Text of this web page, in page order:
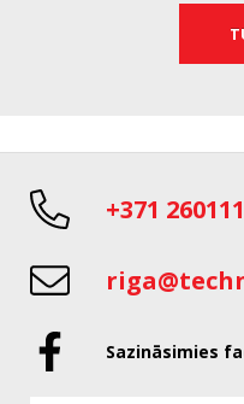
+371
Sazināsimies